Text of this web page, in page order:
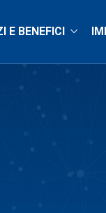
E BENEFICI